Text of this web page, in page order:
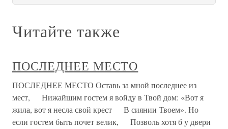
Читайте также
ПОСЛЕДНЕЕ МЕСТО
ПОСЛЕДНЕЕ МЕСТО Оставь за мной последнее из
мест, Нижайшим гостем я войду в Твой дом: «Вот я
жила, вот я несла свой крест В сиянии Твоем». Но
если гостем быть почет велик, Позволь хотя б у двери